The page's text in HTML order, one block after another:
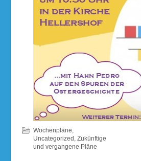
Wochenpläne,
Uncategorized, Zukünftige
und vergangene Pläne